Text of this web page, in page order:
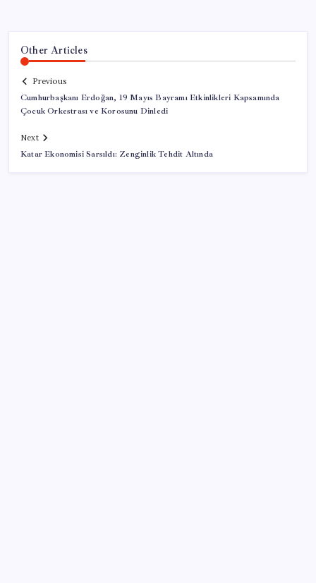
Other Articles
Previous
Cumhurbaşkanı Erdoğan, 19 Mayıs Bayramı Etkinlikleri Kapsamında
Çocuk Orkestrası ve Korosunu Dinledi
Next
Katar Ekonomisi Sarsıldı: Zenginlik Tehdit Altında